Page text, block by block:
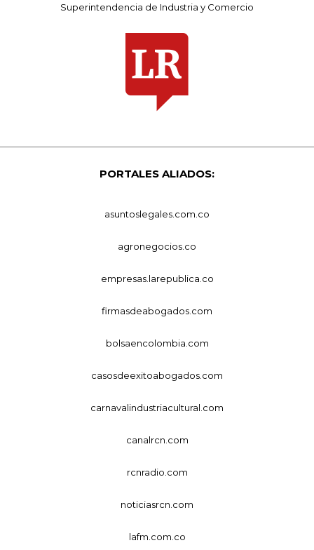
Superintendencia de Industria y Comercio
PORTALES ALIADOS:
asuntoslegales.com.co
agronegocios.co
empresas.larepublica.co
firmasdeabogados.com
bolsaencolombia.com
casosdeexitoabogados.com
carnavalindustriacultural.com
canalrcn.com
rcnradio.com
noticiasrcn.com
lafm.com.co